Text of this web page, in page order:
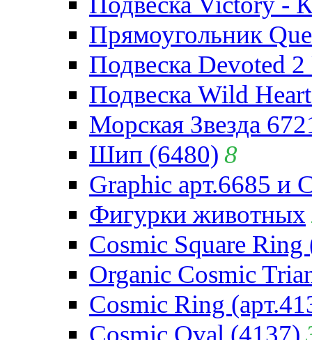
Прямоугольник
Подвеска Devoted
Подвеска Wild
Морская Звезда
Шип (6480) 8
Graphic арт.6685 и
Фигурки животных
Cosmic Square Ring
Organic Cosmic
Cosmic Ring
Cosmic Oval (4137)